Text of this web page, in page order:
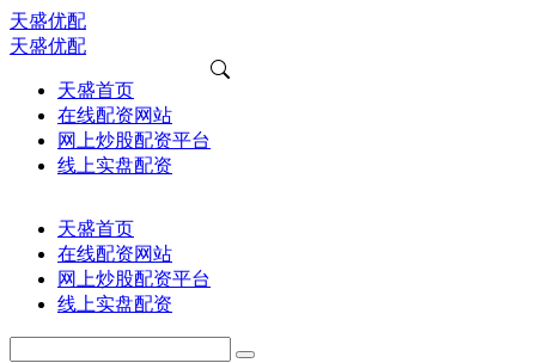
天盛优配
天盛优配
天盛首页
在线配资网站
网上炒股配资平台
线上实盘配资
天盛首页
在线配资网站
网上炒股配资平台
线上实盘配资